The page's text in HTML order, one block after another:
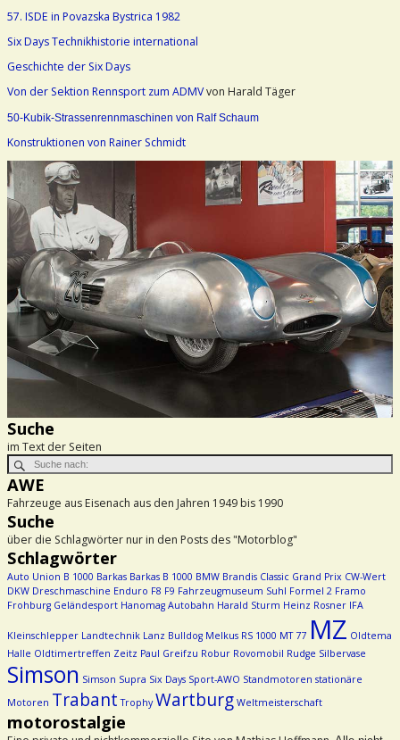
57. ISDE in Povazska Bystrica 1982
Six Days Technikhistorie international
Geschichte der Six Days
Von der Sektion Rennsport zum ADMVvon Harald Täger
50-Kubik-Strassenrennmaschinen von Ralf Schaum
Konstruktionen von Rainer Schmidt
Suche
im Text der Seiten
AWE
Fahrzeuge aus Eisenach aus den Jahren 1949 bis 1990
Suche
über die Schlagwörter nur in den Posts des "Motorblog"
Schlagwörter
Auto Union B 1000 Barkas Barkas B 1000 BMW Brandis Classic Grand Prix CW-Wert
DKW Dreschmaschine Enduro F8 F9 Fahrzeugmuseum Suhl Formel 2 Framo
Frohburg Geländesport Hanomag Autobahn Harald Sturm Heinz Rosner IFA
Kleinschlepper Landtechnik Lanz Bulldog Melkus RS 1000 MT 77 MZ Oldtema
Halle Oldtimertreffen Zeitz Paul Greifzu Robur Rovomobil Rudge Silbervase
Simson Simson Supra Six Days Sport-AWO Standmotoren stationäre
Motoren Trabant Trophy Wartburg Weltmeisterschaft
motorostalgie